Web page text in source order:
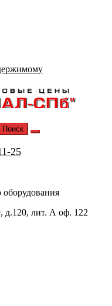
25
д.120, лит. А оф. 122